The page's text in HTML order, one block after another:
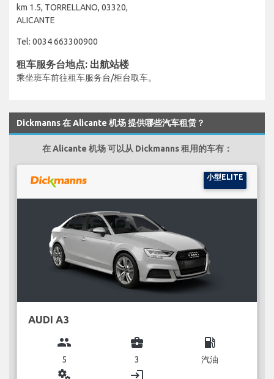
km 1.5, TORRELLANO, 03320,
ALICANTE
Tel: 0034 663300900
租车服务台地点: 出航站楼
乘坐班车前往租车服务台/柜台取车。
Dickmanns 在 Alicante 机场 提供哪些汽车租赁？
在 Alicante 机场 可以从 Dickmanns 租用的车有：
小型ELITE
AUDI A3
group
5
business_center
3
local_gas_station
汽油
miscellaneous_services login